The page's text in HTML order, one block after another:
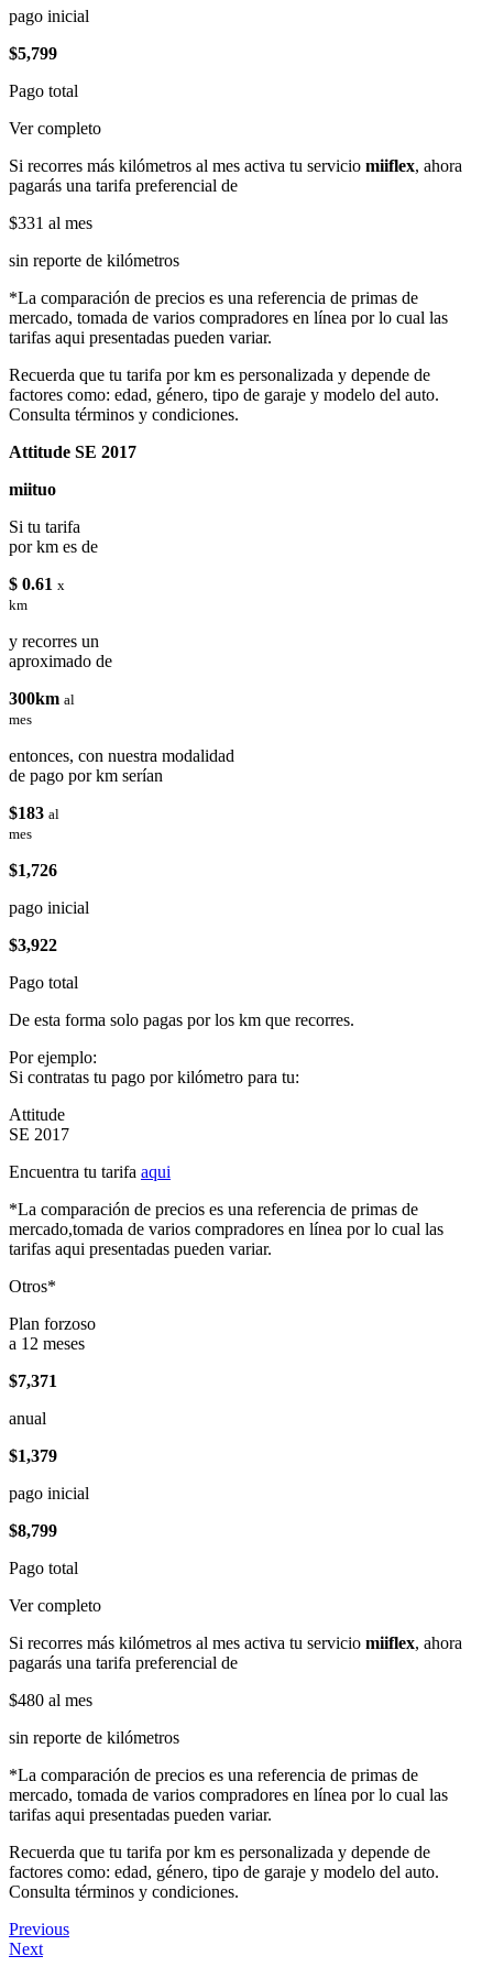
pago inicial
$5,799
Pago total
Ver completo
Si recorres más kilómetros al mes activa tu servicio miiflex, ahora
pagarás una tarifa preferencial de
$331 al mes
sin reporte de kilómetros
*La comparación de precios es una referencia de primas de
mercado, tomada de varios compradores en línea por lo cual las
tarifas aqui presentadas pueden variar.
Recuerda que tu tarifa por km es personalizada y depende de
factores como: edad, género, tipo de garaje y modelo del auto.
Consulta términos y condiciones.
Attitude SE 2017
miituo
Si tu tarifa
por km es de
$ 0.61 x
km
y recorres un
aproximado de
300km al
mes
entonces, con nuestra modalidad
de pago por km serían
$183 al
mes
$1,726
pago inicial
$3,922
Pago total
De esta forma solo pagas por los km que recorres.
Por ejemplo:
Si contratas tu pago por kilómetro para tu:
Attitude
SE 2017
Encuentra tu tarifa aqui
*La comparación de precios es una referencia de primas de
mercado,tomada de varios compradores en línea por lo cual las
tarifas aqui presentadas pueden variar.
Otros*
Plan forzoso
a 12 meses
$7,371
anual
$1,379
pago inicial
$8,799
Pago total
Ver completo
Si recorres más kilómetros al mes activa tu servicio miiflex, ahora
pagarás una tarifa preferencial de
$480 al mes
sin reporte de kilómetros
*La comparación de precios es una referencia de primas de
mercado, tomada de varios compradores en línea por lo cual las
tarifas aqui presentadas pueden variar.
Recuerda que tu tarifa por km es personalizada y depende de
factores como: edad, género, tipo de garaje y modelo del auto.
Consulta términos y condiciones.
Previous
Next